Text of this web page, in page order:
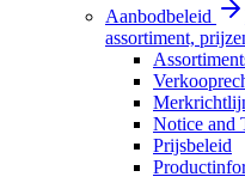
Aanbodbeleid
assortiment,
Notice and
Prijsbeleid